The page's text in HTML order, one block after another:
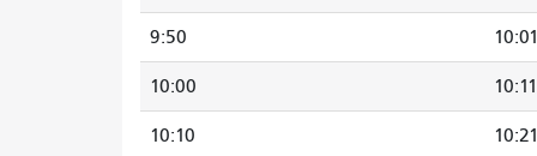
9:50 10:01
10:00 10:11
10:10 10:21